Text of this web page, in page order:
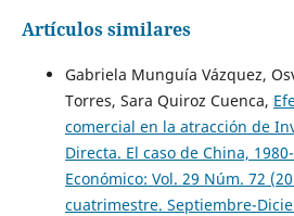
Artículos similares
Gabriela Munguía Vázquez,
Torres, Sara Quiroz Cuenca,
comercial en la atracción de
Directa. El caso de China,
Económico: Vol. 29 Núm. 72
cuatrimestre. Septiembre-